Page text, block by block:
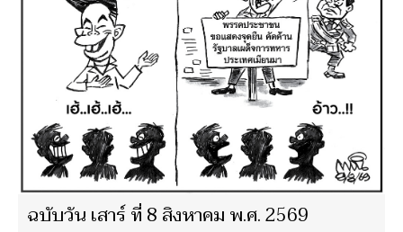
ฉบับวัน เสาร์ ที่ 8 สิงหาคม พ.ศ. 2569